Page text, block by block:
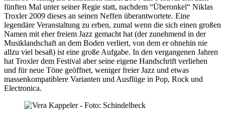
fünften Mal unter seiner Regie statt, nachdem “Überonkel“ Niklas
Troxler 2009 dieses an seinen Neffen überantwortete. Eine
legendäre Veranstaltung zu erben, zumal wenn die sich einen großen
Namen mit eher freiem Jazz gemacht hat (der zunehmend in der
Musiklandschaft an dem Boden verliert, von dem er ohnehin nie
allzu viel besaß) ist eine große Aufgabe. In den vergangenen Jahren
hat Troxler dem Festival aber seine eigene Handschrift verliehen
und für neue Töne geöffnet, weniger freier Jazz und etwas
massenkompatiblere Varianten und Ausflüge in Pop, Rock und
Electronica.